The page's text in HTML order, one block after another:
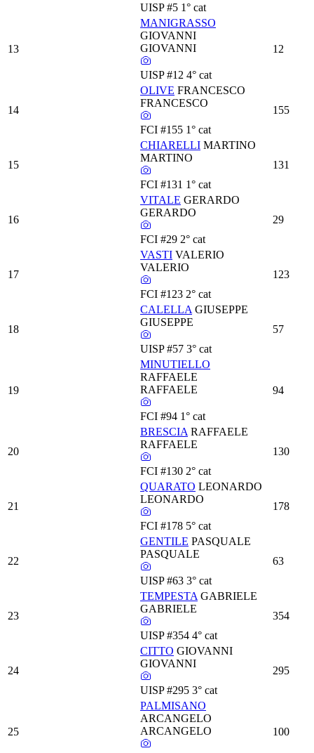
UISP #5 1° cat
13
MANIGRASSO
GIOVANNI
GIOVANNI
UISP #12 4° cat
12
14
OLIVE FRANCESCO
FRANCESCO
FCI #155 1° cat
155
15
CHIARELLI MARTINO
MARTINO
FCI #131 1° cat
131
16
VITALE GERARDO
GERARDO
FCI #29 2° cat
29
17
VASTI VALERIO
VALERIO
FCI #123 2° cat
123
18
CALELLA GIUSEPPE
GIUSEPPE
UISP #57 3° cat
57
19
MINUTIELLO
RAFFAELE
RAFFAELE
FCI #94 1° cat
94
20
BRESCIA RAFFAELE
RAFFAELE
FCI #130 2° cat
130
21
QUARATO LEONARDO
LEONARDO
FCI #178 5° cat
178
22
GENTILE PASQUALE
PASQUALE
UISP #63 3° cat
63
23
TEMPESTA GABRIELE
GABRIELE
UISP #354 4° cat
354
24
CITTO GIOVANNI
GIOVANNI
UISP #295 3° cat
295
25
PALMISANO
ARCANGELO
ARCANGELO
100